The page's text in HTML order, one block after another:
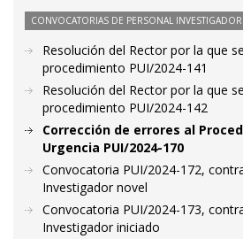
CONVOCATORIAS DE PERSONAL INVESTIGADOR
Resolución del Rector por la que
procedimiento PUI/2024-141
Resolución del Rector por la que
procedimiento PUI/2024-142
Corrección de errores al
Urgencia PUI/2024-170
Convocatoria PUI/2024-172,
Investigador novel
Convocatoria PUI/2024-173,
Investigador iniciado